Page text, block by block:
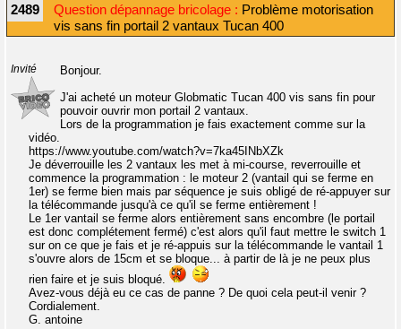
2489 Question dépannage bricolage : Problème motorisation
vis sans fin portail 2 vantaux Tucan 400
Invité
Bonjour.
J'ai acheté un moteur Globmatic Tucan 400 vis sans fin pour
pouvoir ouvrir mon portail 2 vantaux.
Lors de la programmation je fais exactement comme sur la
vidéo.
https://www.youtube.com/watch?v=7ka45INbXZk
Je déverrouille les 2 vantaux les met à mi-course, reverrouille et
commence la programmation : le moteur 2 (vantail qui se ferme en
1er) se ferme bien mais par séquence je suis obligé de ré-appuyer sur
la télécommande jusqu'à ce qu'il se ferme entièrement !
Le 1er vantail se ferme alors entièrement sans encombre (le portail
est donc complétement fermé) c'est alors qu'il faut mettre le switch 1
sur on ce que je fais et je ré-appuis sur la télécommande le vantail 1
s'ouvre alors de 15cm et se bloque... à partir de là je ne peux plus
rien faire et je suis bloqué.
Avez-vous déjà eu ce cas de panne ? De quoi cela peut-il venir ?
Cordialement.
G. antoine